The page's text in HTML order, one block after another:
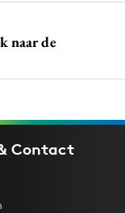
naar de
Contact